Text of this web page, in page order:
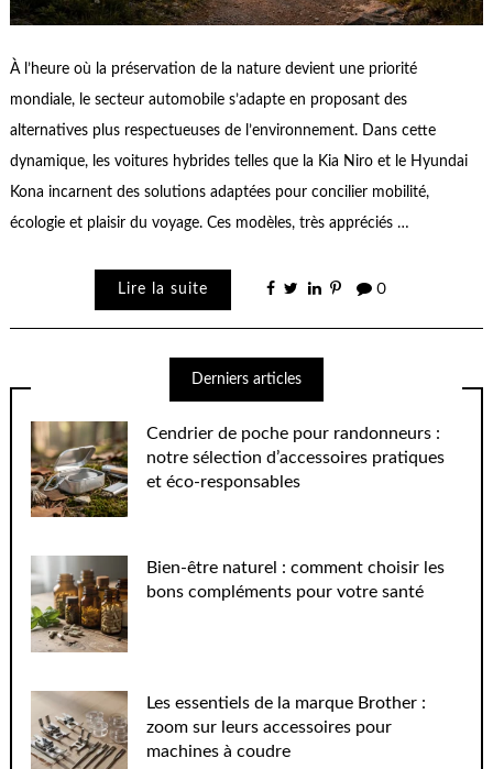
À l’heure où la préservation de la nature devient une priorité
mondiale, le secteur automobile s’adapte en proposant des
alternatives plus respectueuses de l’environnement. Dans cette
dynamique, les voitures hybrides telles que la Kia Niro et le Hyundai
Kona incarnent des solutions adaptées pour concilier mobilité,
écologie et plaisir du voyage. Ces modèles, très appréciés …
Lire la suite 0
Derniers articles
Cendrier de poche pour randonneurs :
notre sélection d’accessoires pratiques
et éco-responsables
Bien-être naturel : comment choisir les
bons compléments pour votre santé
Les essentiels de la marque Brother :
zoom sur leurs accessoires pour
machines à coudre